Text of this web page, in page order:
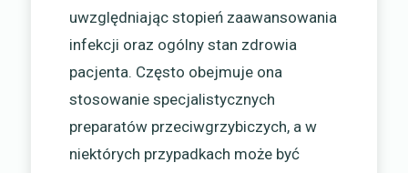
uwzględniając stopień zaawansowania
infekcji oraz ogólny stan zdrowia
pacjenta. Często obejmuje ona
stosowanie specjalistycznych
preparatów przeciwgrzybiczych, a w
niektórych przypadkach może być